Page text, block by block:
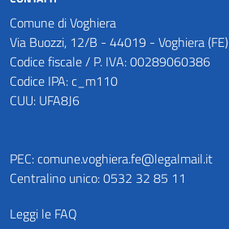
Comune di Voghiera
Via Buozzi, 12/B - 44019 - Voghiera (FE)
Codice fiscale / P. IVA: 00289060386
Codice IPA: c_m110
CUU: UFA8J6
PEC:comune.voghiera.fe@legalmail.it
Centralino unico: 0532 32 85 11
Leggi le FAQ